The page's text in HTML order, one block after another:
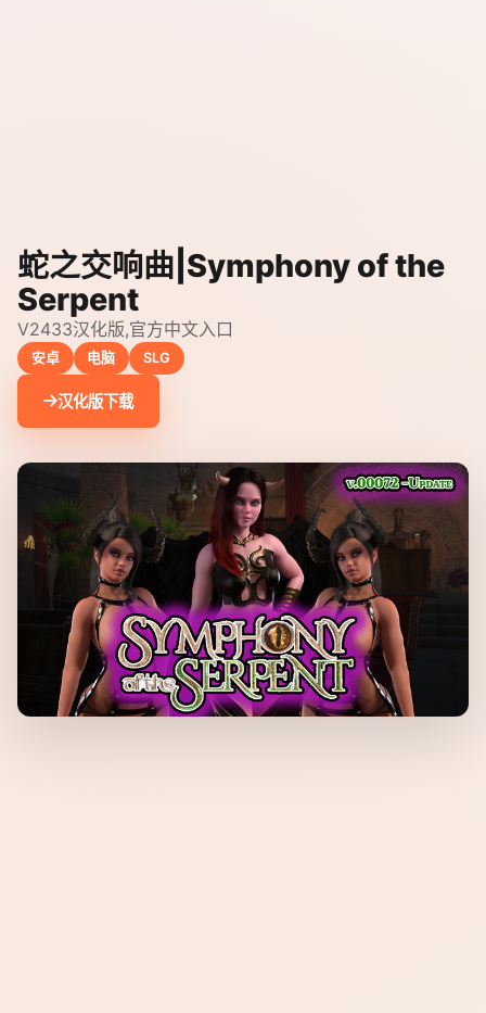
蛇之交响曲|Symphony of the
Serpent
V2433汉化版,官方中文入口
安卓 电脑 SLG
汉化版下载